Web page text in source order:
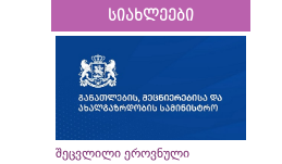
სიახლეები
შეცვლილი ეროვნული